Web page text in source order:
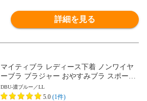
詳細を見る
マイティブラ レディース下着 ノンワイヤ
ーブラ ブラジャー おやすみブラ スポーツ
ブラ ワイヤレスブラ ナイトブラ
DBU-濃ブルー／LL
5.0 (1件)